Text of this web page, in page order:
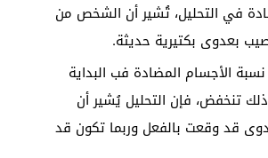
في التحليل، تُشير أن الشخص من
بعدوى بكتيرية حديثة.
نسبة الأجسام المضادة فب البداية
تنخفض، فإن التحليل يُشير أن
قد وقعت بالفعل وربما تكون قد